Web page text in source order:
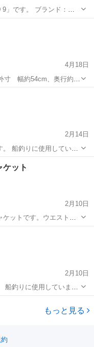
ランド：リ
16.5cm、高さ約16c...
4月18日
、高さ約14cm 以
めてから保管してまし
2月14日
船釣りに使用していま
ホームページで情報が探
ケット
2月10日
ットです。ウエストタ
、交換すれば使用できま
年改正 型式承認試験
2月10日
船釣りに使用していまし
はないため、メーカーホ
もっと見る